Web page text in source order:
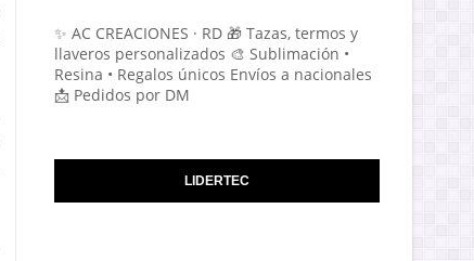
✨ AC CREACIONES · RD 🎁 Tazas, termos y
llaveros personalizados 🎨 Sublimación •
Resina • Regalos únicos Envíos a nacionales
📩 Pedidos por DM
LIDERTEC